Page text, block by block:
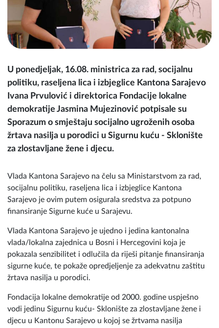
U ponedjeljak, 16.08. ministrica za rad, socijalnu
politiku, raseljena lica i izbjeglice Kantona Sarajevo
Ivana Prvulović i direktorica Fondacije lokalne
demokratije Jasmina Mujezinović potpisale su
Sporazum o smještaju socijalno ugroženih osoba
žrtava nasilja u porodici u Sigurnu kuću - Sklonište
za zlostavljane žene i djecu.
Vlada Kantona Sarajevo na čelu sa Ministarstvom za rad,
socijalnu politiku, raseljena lica i izbjeglice Kantona
Sarajevo je ovim putem osigurala sredstva za potpuno
finansiranje Sigurne kuće u Sarajevu.
Vlada Kantona Sarajevo je ujedno i jedina kantonalna
vlada/lokalna zajednica u Bosni i Hercegovini koja je
pokazala senzibilitet i odlučila da riješi pitanje finansiranja
sigurne kuće, te pokaže opredjeljenje za adekvatnu zaštitu
žrtava nasilja u porodici.
Fondacija lokalne demokratije od 2000. godine uspješno
vodi jedinu Sigurnu kuću- Sklonište za zlostavljane žene i
djecu u Kantonu Sarajevo u kojoj se žrtvama nasilja